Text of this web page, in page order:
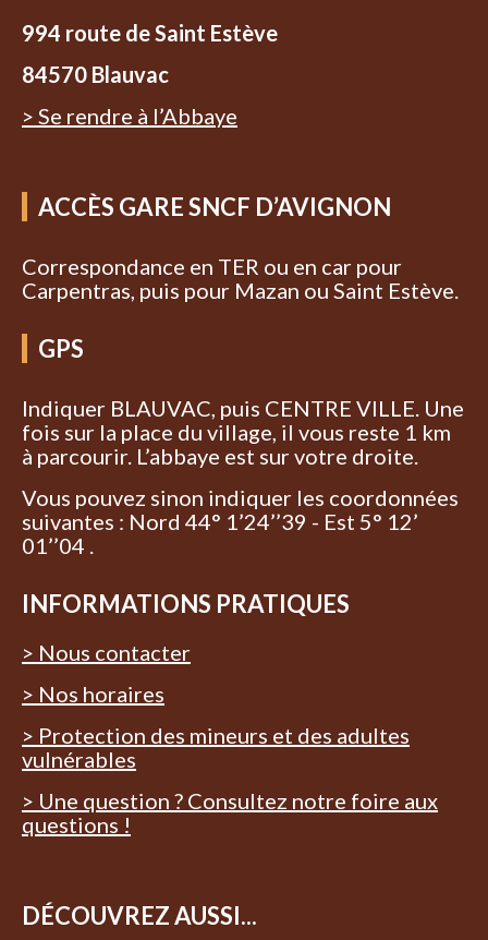
994 route de Saint Estève
84570 Blauvac
> Se rendre à l’Abbaye
ACCÈS GARE SNCF D’AVIGNON
Correspondance en TER ou en car pour
Carpentras, puis pour Mazan ou Saint Estève.
GPS
Indiquer BLAUVAC, puis CENTRE VILLE. Une
fois sur la place du village, il vous reste 1 km
à parcourir. L’abbaye est sur votre droite.
Vous pouvez sinon indiquer les coordonnées
suivantes : Nord 44° 1’24’’39 - Est 5° 12’
01’’04 .
INFORMATIONS PRATIQUES
> Nous contacter
> Nos horaires
> Protection des mineurs et des adultes
vulnérables
> Une question ? Consultez notre foire aux
questions !
DÉCOUVREZ AUSSI...